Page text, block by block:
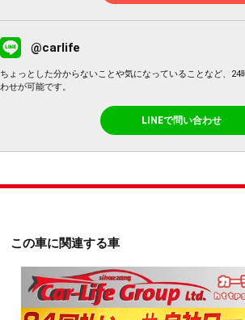
@carlife
ちょっとした分からないことや気になっていることなど、24
わせが可能です。
LINEで問い合わせ
この車に関連する車